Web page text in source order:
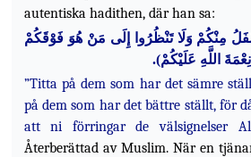
autentiska hadithen, där han sa:
مِنْكُمْ وَلَا تَنْظُرُوا إِلَى مَنْ هُوَ فَوْقَكُمْ
اللَّهِ عَلَيْكُمْ).
”Titta på dem som har det sämre
på dem som har det bättre ställt, för
att ni förringar de välsignelser
Återberättad av Muslim. När en